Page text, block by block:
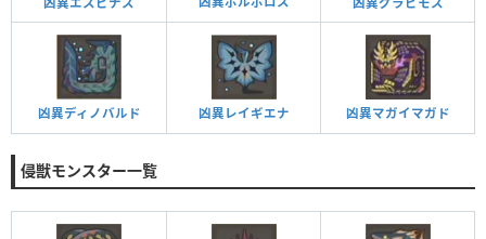
凶異ディノバルド 凶異レイギエナ 凶異マガイマガド
侵獣モンスター一覧